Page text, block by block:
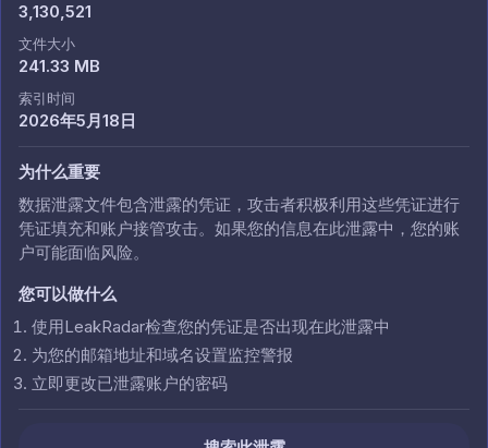
3,130,521
文件大小
241.33 MB
索引时间
2026年5月18日
为什么重要
数据泄露文件包含泄露的凭证，攻击者积极利用这些凭证进行
凭证填充和账户接管攻击。如果您的信息在此泄露中，您的账
户可能面临风险。
您可以做什么
使用LeakRadar检查您的凭证是否出现在此泄露中
为您的邮箱地址和域名设置监控警报
立即更改已泄露账户的密码